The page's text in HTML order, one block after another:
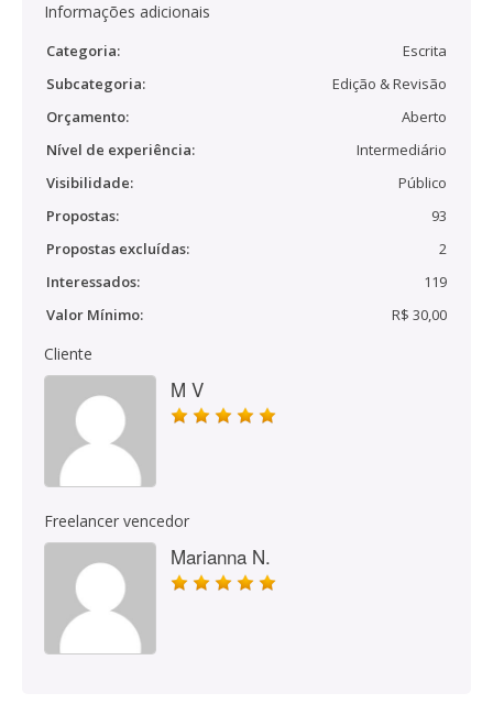
Informações adicionais
Categoria:
Escrita
Subcategoria:
Edição & Revisão
Orçamento:
Aberto
Nível de experiência:
Intermediário
Visibilidade:
Público
Propostas:
93
Propostas excluídas:
2
Interessados:
119
Valor Mínimo:
R$ 30,00
Cliente
M V
Freelancer vencedor
Marianna N.